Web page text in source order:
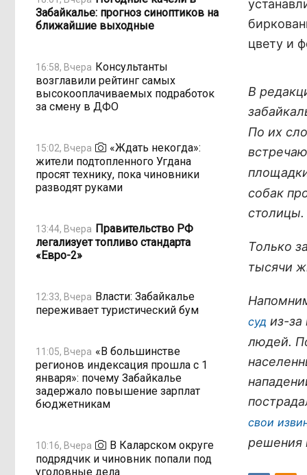
Забайкалье: прогноз синоптиков на
ближайшие выходные
16:58, Вчера Консультанты
возглавили рейтинг самых
высокооплачиваемых подработок
за смену в ДФО
15:02, Вчера
«Ждать некогда»:
жители подтопленного Угдана
просят технику, пока чиновники
разводят руками
13:44, Вчера Правительство РФ
легализует топливо стандарта
«Евро-2»
12:33, Вчера Власти: Забайкалье
переживает туристический бум
11:05, Вчера «В большинстве
регионов индексация прошла с 1
января»: почему Забайкалье
задержало повышение зарплат
бюджетникам
10:16, Вчера
В Каларском округе
подрядчик и чиновник попали под
уголовные дела
цвету и
В
По их
собак
столицы.
Только
тысячи
суд из-за
людей.
свои
решения